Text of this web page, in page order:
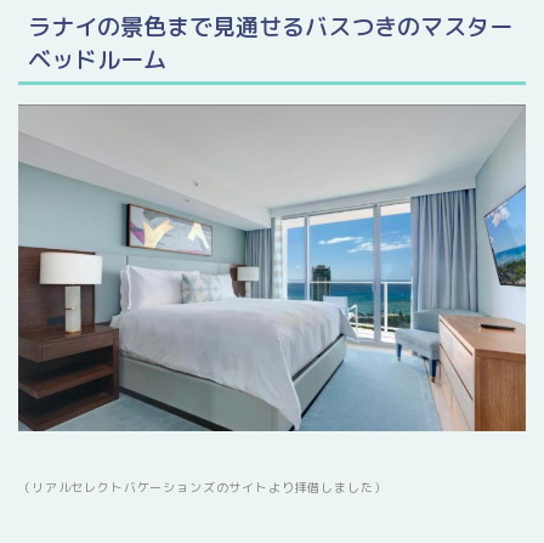
ラナイの景色まで見通せるバスつきのマスター
ベッドルーム
（リアルセレクトバケーションズのサイトより拝借しました）